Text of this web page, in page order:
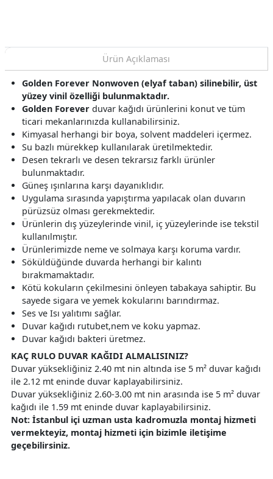
Ürün Açıklaması
Golden Forever Nonwoven (elyaf taban) silinebilir, üst
yüzey vinil özelliği bulunmaktadır.
Golden Forever duvar kağıdı ürünlerini konut ve tüm
ticari mekanlarınızda kullanabilirsiniz.
Kimyasal herhangi bir boya, solvent maddeleri içermez.
Su bazlı mürekkep kullanılarak üretilmektedir.
Desen tekrarlı ve desen tekrarsız farklı ürünler
bulunmaktadır.
Güneş ışınlarına karşı dayanıklıdır.
Uygulama sırasında yapıştırma yapılacak olan duvarın
pürüzsüz olması gerekmektedir.
Ürünlerin dış yüzeylerinde vinil, iç yüzeylerinde ise tekstil
kullanılmıştır.
Ürünlerimizde neme ve solmaya karşı koruma vardır.
Söküldüğünde duvarda herhangi bir kalıntı
bırakmamaktadır.
Kötü kokuların çekilmesini önleyen tabakaya sahiptir. Bu
sayede sigara ve yemek kokularını barındırmaz.
Ses ve Isı yalıtımı sağlar.
Duvar kağıdı rutubet,nem ve koku yapmaz.
Duvar kağıdı bakteri üretmez.
KAÇ RULO DUVAR KAĞIDI ALMALISINIZ?
Duvar yüksekliğiniz 2.40 mt nin altında ise 5 m² duvar kağıdı
ile 2.12 mt eninde duvar kaplayabilirsiniz.
Duvar yüksekliğiniz 2.60-3.00 mt nin arasında ise 5 m² duvar
kağıdı ile 1.59 mt eninde duvar kaplayabilirsiniz.
Not: İstanbul içi uzman usta kadromuzla montaj hizmeti
vermekteyiz, montaj hizmeti için bizimle iletişime
geçebilirsiniz.